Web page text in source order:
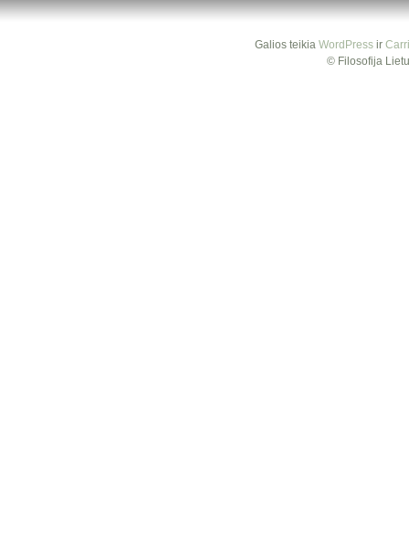
Galios teikia WordPressir
© Filosofija